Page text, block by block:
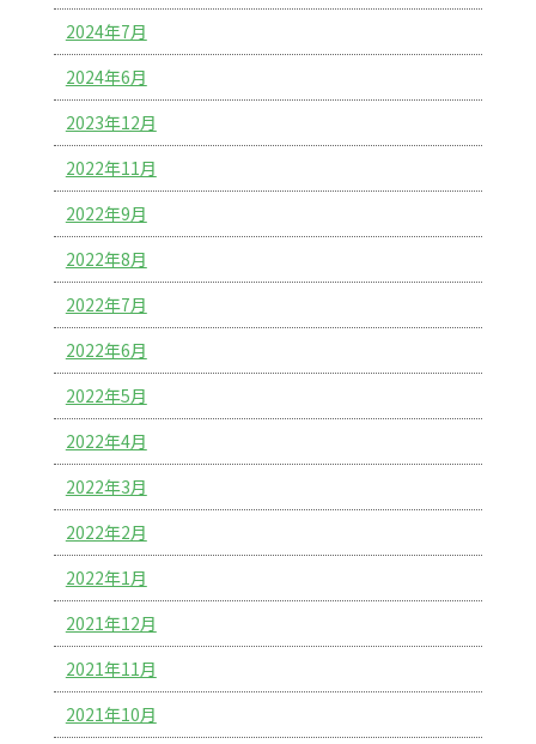
2024年7月
2024年6月
2023年12月
2022年11月
2022年9月
2022年8月
2022年7月
2022年6月
2022年5月
2022年4月
2022年3月
2022年2月
2022年1月
2021年12月
2021年11月
2021年10月